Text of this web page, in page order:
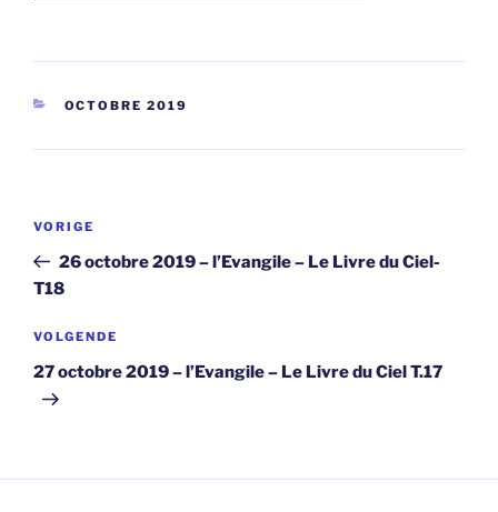
CATEGORIEËN
OCTOBRE 2019
Vorig
bericht
VORIGE
26 octobre 2019 – l’Evangile – Le Livre du Ciel-
T18
Volgend
bericht
VOLGENDE
27 octobre 2019 – l’Evangile – Le Livre du Ciel T.17